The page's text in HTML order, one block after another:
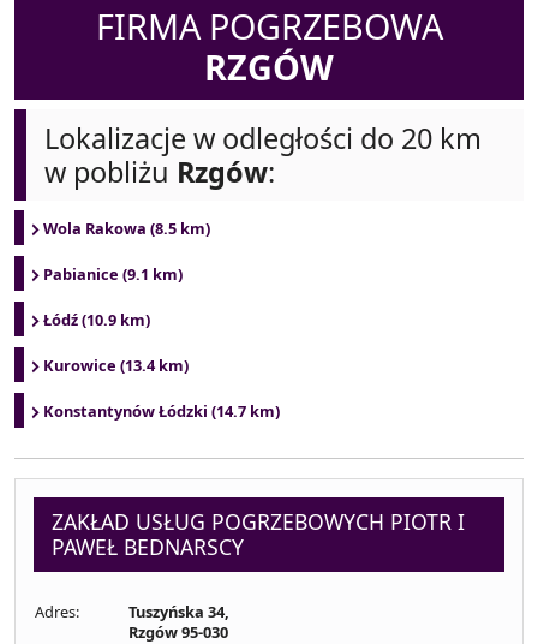
FIRMA POGRZEBOWA
RZGÓW
Lokalizacje w odległości do 20 km
w pobliżu Rzgów:
Wola Rakowa (8.5 km)
Pabianice (9.1 km)
Łódź (10.9 km)
Kurowice (13.4 km)
Konstantynów Łódzki (14.7 km)
ZAKŁAD USŁUG POGRZEBOWYCH PIOTR I
PAWEŁ BEDNARSCY
Adres:
Tuszyńska 34,
Rzgów 95-030